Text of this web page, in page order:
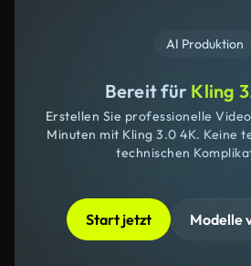
AI Produktion
Bereit für Kling
Erstellen Sie professionelle
Minuten mit Kling 3.0 4K. Keine
technischen
Start jetzt Modelle